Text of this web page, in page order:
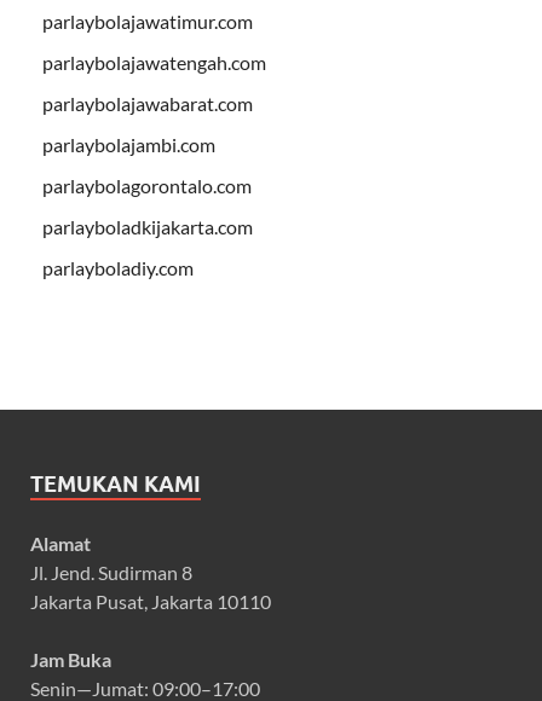
parlaybolajawatimur.com
parlaybolajawatengah.com
parlaybolajawabarat.com
parlaybolajambi.com
parlaybolagorontalo.com
parlayboladkijakarta.com
parlayboladiy.com
TEMUKAN KAMI
Alamat
Jl. Jend. Sudirman 8
Jakarta Pusat, Jakarta 10110
Jam Buka
Senin—Jumat: 09:00–17:00